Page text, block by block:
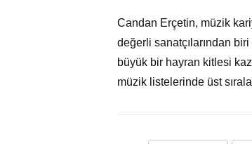
Candan Erçetin, müzik
değerli sanatçılarından
büyük bir hayran kitlesi
müzik listelerinde üst